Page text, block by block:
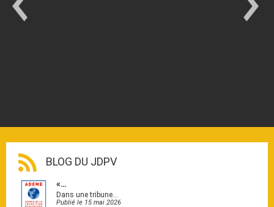
BLOG DU JDPV
«…
Dans une tribune…
Publié le 15 mai 2026